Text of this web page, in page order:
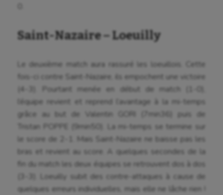
Aéronautique
Athlétisme
Saint-Nazaire – Loeuilly
Le deuxième match aura rassuré les loeuillois. Cette
fois-ci contre Saint-Nazaire, ils empochent une victoire
(4-3). Pourtant menée en début de match (1-0),
l’équipe revient et reprend l’avantage à la mi-temps
grâce au but de Valentin GORI (7min36) puis de
Tristan POPPE (9min50). La mi-temps se termine sur
le score de 2-1. Mais Saint-Nazaire ne baisse pas les
bras et revient au score. A quelques secondes de la
fin du match les deux équipes se retrouvent dos à dos
(3-3). Loeuilly subit des contre-attaques à cause de
quelques erreurs individuelles, mais elle ne lâche rien !